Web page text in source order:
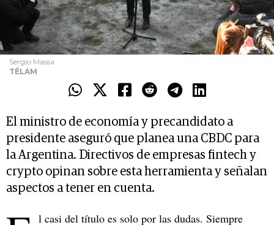
Sergio Massa
TÉLAM
El ministro de economía y precandidato a
presidente aseguró que planea una CBDC para
la Argentina. Directivos de empresas fintech y
crypto opinan sobre esta herramienta y señalan
aspectos a tener en cuenta.
l casi del título es solo por las dudas. Siempre